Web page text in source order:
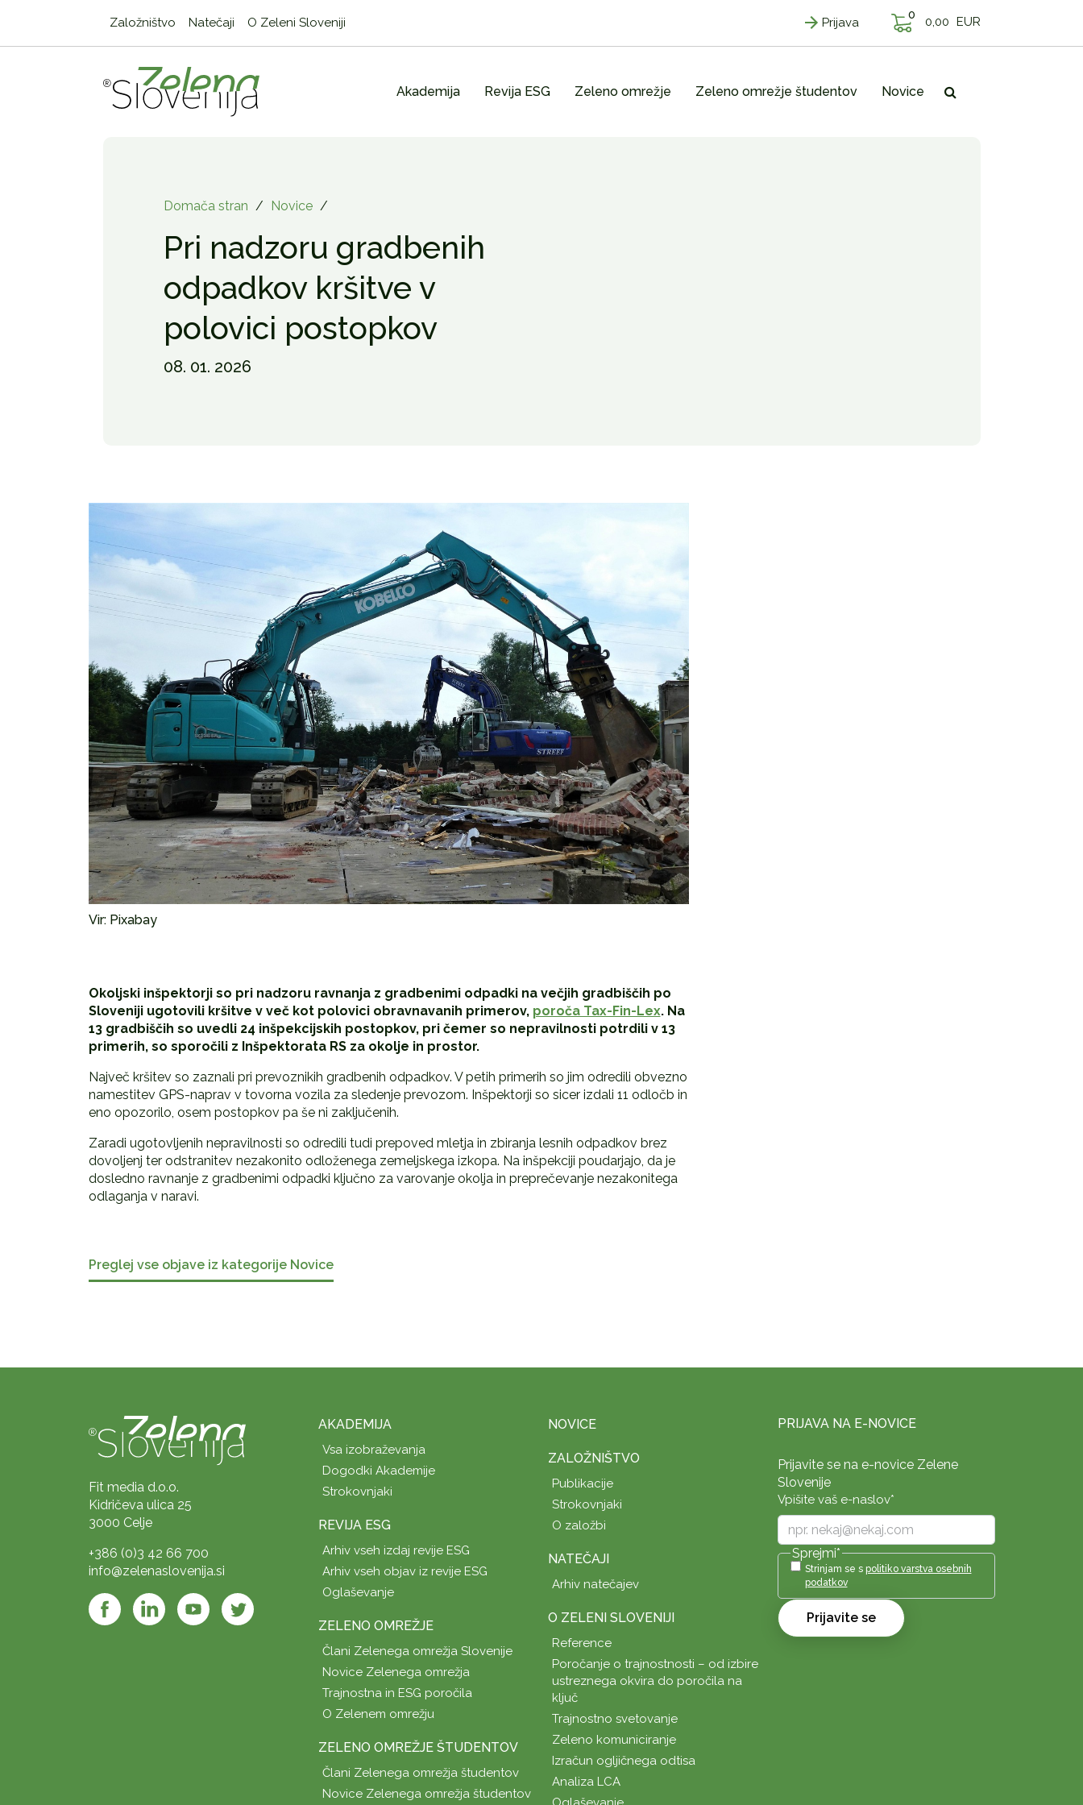
Založništvo Natečaji O Zeleni Sloveniji Prijava
0 0,00 EUR
Akademija Revija ESG Zeleno omrežje Zeleno omrežje študentov Novice
Domača stran / Novice /
Pri nadzoru gradbenih
odpadkov kršitve v
polovici postopkov
08. 01. 2026
Vir: Pixabay
Okoljski inšpektorji so pri nadzoru ravnanja z gradbenimi odpadki na večjih gradbiščih po
Sloveniji ugotovili kršitve v več kot polovici obravnavanih primerov, poroča Tax-Fin-Lex. Na
13 gradbiščih so uvedli 24 inšpekcijskih postopkov, pri čemer so nepravilnosti potrdili v 13
primerih, so sporočili z Inšpektorata RS za okolje in prostor.
Največ kršitev so zaznali pri prevoznikih gradbenih odpadkov. V petih primerih so jim odredili obvezno
namestitev GPS-naprav v tovorna vozila za sledenje prevozom. Inšpektorji so sicer izdali 11 odločb in
eno opozorilo, osem postopkov pa še ni zaključenih.
Zaradi ugotovljenih nepravilnosti so odredili tudi prepoved mletja in zbiranja lesnih odpadkov brez
dovoljenj ter odstranitev nezakonito odloženega zemeljskega izkopa. Na inšpekciji poudarjajo, da je
dosledno ravnanje z gradbenimi odpadki ključno za varovanje okolja in preprečevanje nezakonitega
odlaganja v naravi.
Preglej vse objave iz kategorije Novice
Fit media d.o.o.
Kidričeva ulica 25
3000 Celje
+386 (0)3 42 66 700
info@zelenaslovenija.si
AKADEMIJA
Vsa izobraževanja
Dogodki Akademije
Strokovnjaki
REVIJA ESG
Arhiv vseh izdaj revije ESG
Arhiv vseh objav iz revije ESG
Oglaševanje
ZELENO OMREŽJE
Člani Zelenega omrežja Slovenije
Novice Zelenega omrežja
Trajnostna in ESG poročila
O Zelenem omrežju
ZELENO OMREŽJE ŠTUDENTOV
Člani Zelenega omrežja študentov
Novice Zelenega omrežja študentov
NOVICE
ZALOŽNIŠTVO
Publikacije
Strokovnjaki
O založbi
NATEČAJI
Arhiv natečajev
O ZELENI SLOVENIJI
Reference
Poročanje o trajnostnosti – od izbire
ustreznega okvira do poročila na
ključ
Trajnostno svetovanje
Zeleno komuniciranje
Izračun ogljičnega odtisa
Analiza LCA
PRIJAVA NA E-NOVICE
Prijavite se na e-novice Zelene
Slovenije
Vpišite vaš e-naslov*
Sprejmi*
Strinjam se s politiko varstva osebnih
podatkov
Prijavite se